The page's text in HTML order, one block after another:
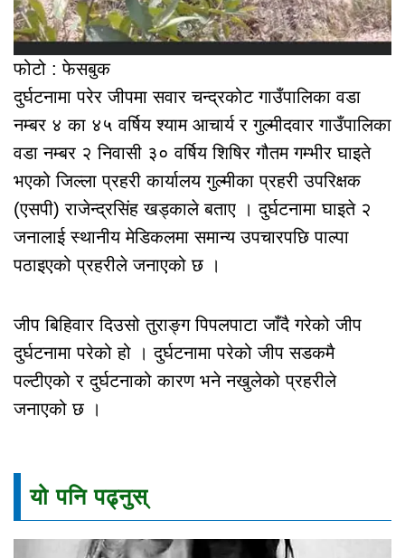
फोटो : फेसबुक
दुर्घटनामा परेर जीपमा सवार चन्द्रकोट गाउँपालिका वडा
नम्बर ४ का ४५ वर्षिय श्याम आचार्य र गुल्मीदवार गाउँपालिका
वडा नम्बर २ निवासी ३० वर्षिय शिषिर गौतम गम्भीर घाइते
भएको जिल्ला प्रहरी कार्यालय गुल्मीका प्रहरी उपरिक्षक
(एसपी) राजेन्द्रसिंह खड्काले बताए । दुर्घटनामा घाइते २
जनालाई स्थानीय मेडिकलमा समान्य उपचारपछि पाल्पा
पठाइएको प्रहरीले जनाएको छ ।
जीप बिहिवार दिउसो तुराङ्ग पिपलपाटा जाँदै गरेको जीप
दुर्घटनामा परेको हो । दुर्घटनामा परेको जीप सडकमै
पल्टीएको र दुर्घटनाको कारण भने नखुलेको प्रहरीले
जनाएको छ ।
यो पनि पढ्नुस्